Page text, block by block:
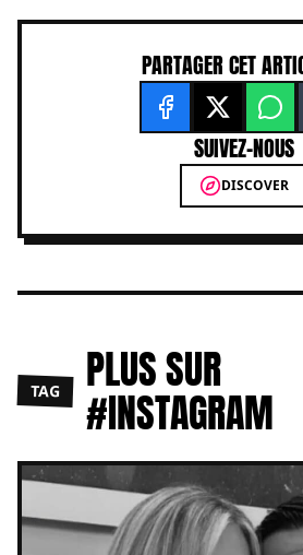
PARTAGER CET
SUIVEZ-NOUS
DISCOVER
TAG PLUS SUR
#INSTAGRAM